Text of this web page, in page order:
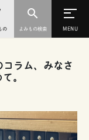
ラム、みなさ
。
の よみもの検索